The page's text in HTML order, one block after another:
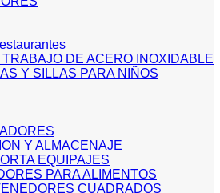
DE ACERO INOXIDABLE
Y SILLAS PARA NIÑOS
Y ALMACENAJE
EQUIPAJES
PARA ALIMENTOS
CUADRADOS